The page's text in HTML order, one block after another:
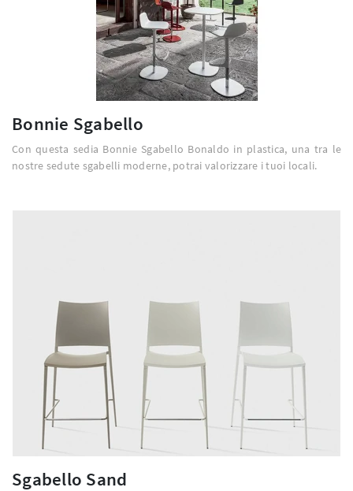
Bonnie Sgabello
Con questa sedia Bonnie Sgabello Bonaldo in plastica, una tra le
nostre sedute sgabelli moderne, potrai valorizzare i tuoi locali.
Sgabello Sand